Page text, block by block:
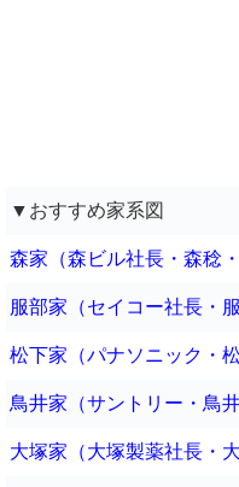
▼おすすめ家系図
森家（森ビル社長・森稔
服部家（セイコー社長・
松下家（パナソニック・
鳥井家（サントリー・鳥
大塚家（大塚製薬社長・